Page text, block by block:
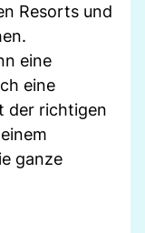
Resorts und
eine
eine
der richtigen
ganze